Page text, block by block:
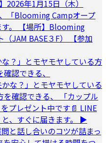
？」とモヤモヤしている方
認できる、